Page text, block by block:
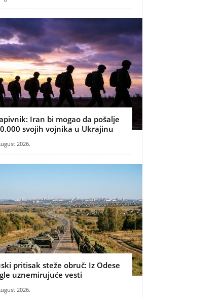
Iran bi mogao da pošalje
svojih vojnika u Ukrajinu
2026.
pritisak steže obruč: Iz Odese
uznemirujuće vesti
2026.